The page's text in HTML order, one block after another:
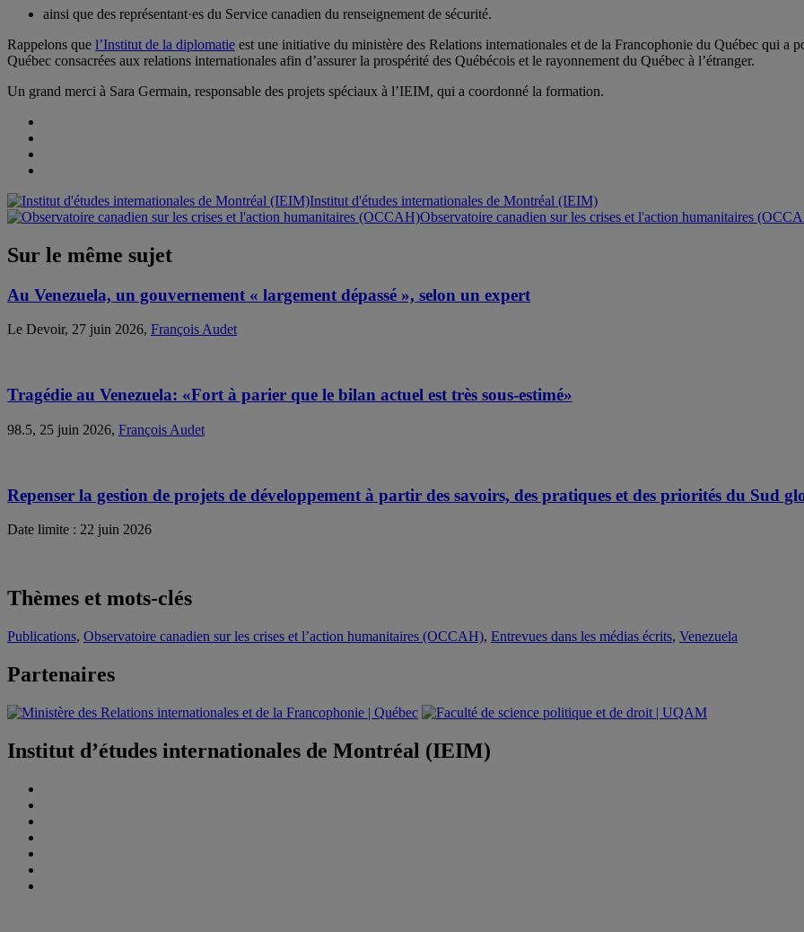
ainsi que des représentant·es du Service canadien du renseignement de sécurité.
Rappelons que l’Institut de la diplomatie est une initiative du ministère des Relations internationales et de la Francophonie du Québec qui a
Québec consacrées aux relations internationales afin d’assurer la prospérité des Québécois et le rayonnement du Québec à l’étranger.
Un grand merci à Sara Germain, responsable des projets spéciaux à l’IEIM, qui a coordonné la formation.
Institut d'études internationales de Montréal (IEIM)
Observatoire canadien sur les crises et l'action humanitaires
Sur le même sujet
Au Venezuela, un gouvernement « largement dépassé », selon un expert
Le Devoir, 27 juin 2026, François Audet
Tragédie au Venezuela: «Fort à parier que le bilan actuel est très sous-estimé»
98.5, 25 juin 2026, François Audet
Repenser la gestion de projets de développement à partir des savoirs, des pratiques et des priorités du Sud
Date limite : 22 juin 2026
Thèmes et mots-clés
Publications, Observatoire canadien sur les crises et l’action humanitaires (OCCAH), Entrevues dans les médias écrits, Venezuela
Partenaires
Institut d’études internationales de Montréal (IEIM)